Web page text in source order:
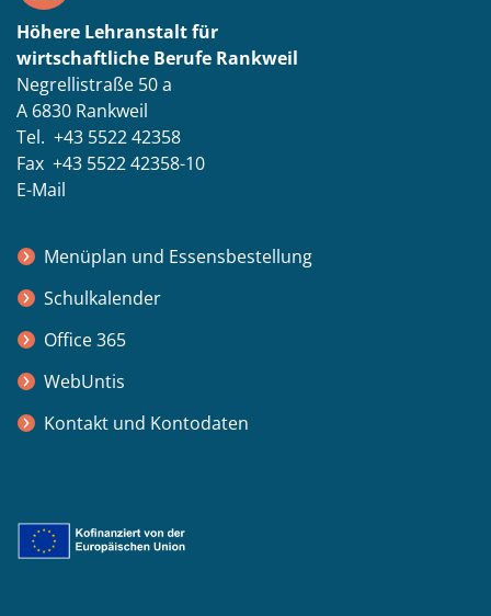
Höhere Lehranstalt für
wirtschaftliche Berufe Rankweil
Negrellistraße 50 a
A 6830 Rankweil
Tel. +43 5522 42358
Fax +43 5522 42358-10
E-Mail
Menüplan und Essensbestellung
Schulkalender
Office 365
WebUntis
Kontakt und Kontodaten